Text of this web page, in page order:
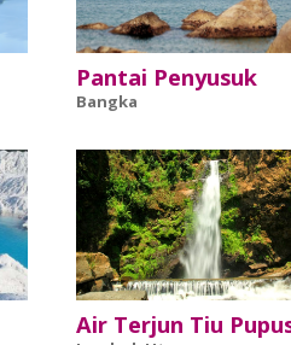
Pantai Penyusuk
Bangka
Air Terjun Tiu